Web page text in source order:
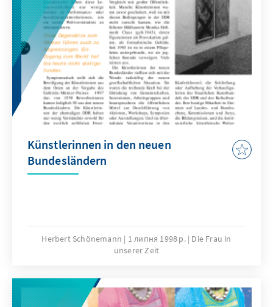
Künstlerinnen in den neuen
Bundesländern
Herbert Schönemann 1 липня 1998 р. Die Frau in
unserer Zeit